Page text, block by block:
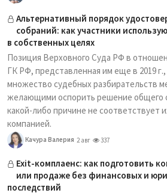
Альтернативный порядок
собраний: как участники
в собственных целях
Позиция Верховного Суда РФ в
ГК РФ, представленная им еще в 2019
множество судебных разбирательств
желающими оспорить решение общего
какой-либо причине не соответствует
компанией.
Качура Валерия 2 авг 337
Exit-комплаенс: как подготовить
или продаже без финансовых и
последствий